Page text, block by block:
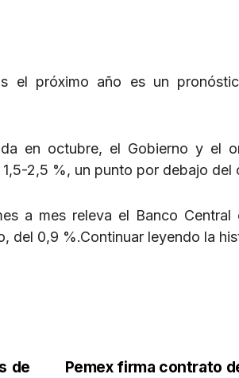
el próximo año es un
en octubre, el Gobierno y el
2,5 %, un punto por debajo del
a mes releva el Banco Central
del 0,9 %.Continuar leyendo la
Pemex firma contrato
de